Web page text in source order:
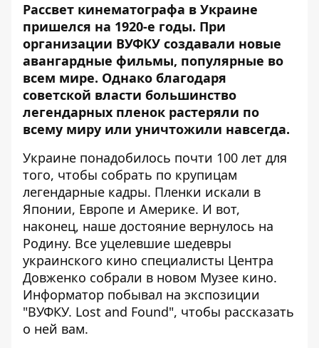
Рассвет кинематографа в Украине
пришелся на 1920-е годы. При
организации ВУФКУ создавали новые
авангардные фильмы, популярные во
всем мире. Однако благодаря
советской власти большинство
легендарных пленок растеряли по
всему миру или уничтожили навсегда.
Украине понадобилось почти 100 лет для
того, чтобы собрать по крупицам
легендарные кадры. Пленки искали в
Японии, Европе и Америке. И вот,
наконец, наше достояние вернулось на
Родину. Все уцелевшие шедевры
украинского кино специалисты Центра
Довженко собрали в новом Музее кино.
Информатор побывал на экспозиции
"ВУФКУ. Lost and Found", чтобы рассказать
о ней вам.